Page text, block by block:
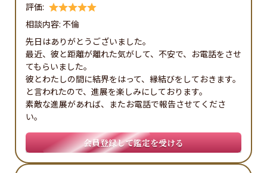
評価:
相談内容: 不倫
先日はありがとうございました。
最近、彼と距離が離れた気がして、不安で、お電話をさせ
てもらいました。
彼とわたしの間に結界をはって、縁結びをしておきます。
と言われたので、進展を楽しみにしております。
素敵な進展があれば、またお電話で報告させてくださ
い。
会員登録して鑑定を受ける